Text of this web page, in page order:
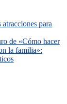
para
de «Cómo hacer
la familia»: